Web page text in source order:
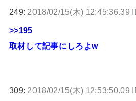
249: 2018/02/15(木) 12:45:36.39
>>195
取材して記事にしろよw
309: 2018/02/15(木) 12:53:50.09